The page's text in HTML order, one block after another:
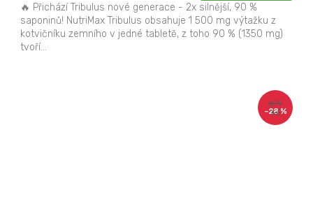
🔥 Přichází Tribulus nové generace - 2x silnější, 90 %
saponinů! NutriMax Tribulus obsahuje 1 500 mg výtažku z
kotvičníku zemního v jedné tabletě, z toho 90 % (1350 mg)
tvoří...
699
Kč
–28 %